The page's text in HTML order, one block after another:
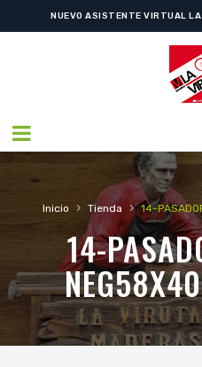
NUEVO ASISTENTE VIRTUAL
Inicio › Tienda › 14-
14-